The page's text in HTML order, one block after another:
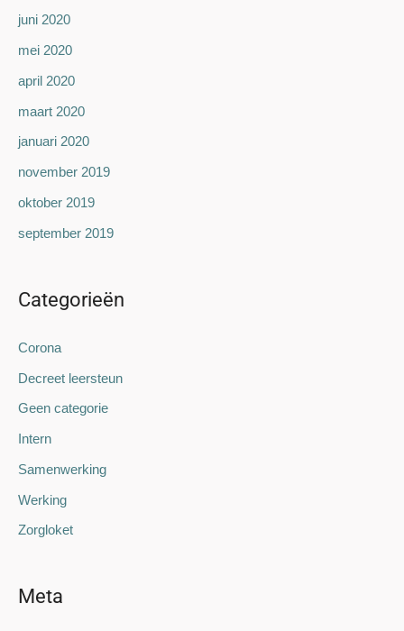
juni 2020
mei 2020
april 2020
maart 2020
januari 2020
november 2019
oktober 2019
september 2019
Categorieën
Corona
Decreet leersteun
Geen categorie
Intern
Samenwerking
Werking
Zorgloket
Meta